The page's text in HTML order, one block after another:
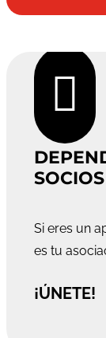

SOCIOS
Si eres un
es tu
¡ÚNETE!